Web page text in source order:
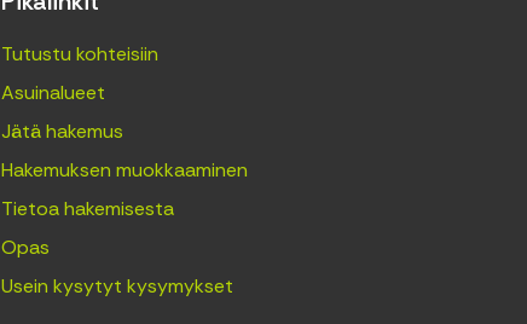
Tutustu kohteisiin
Asuinalueet
Jätä hakemus
Hakemuksen muokkaaminen
Tietoa hakemisesta
Opas
Usein kysytyt kysymykset